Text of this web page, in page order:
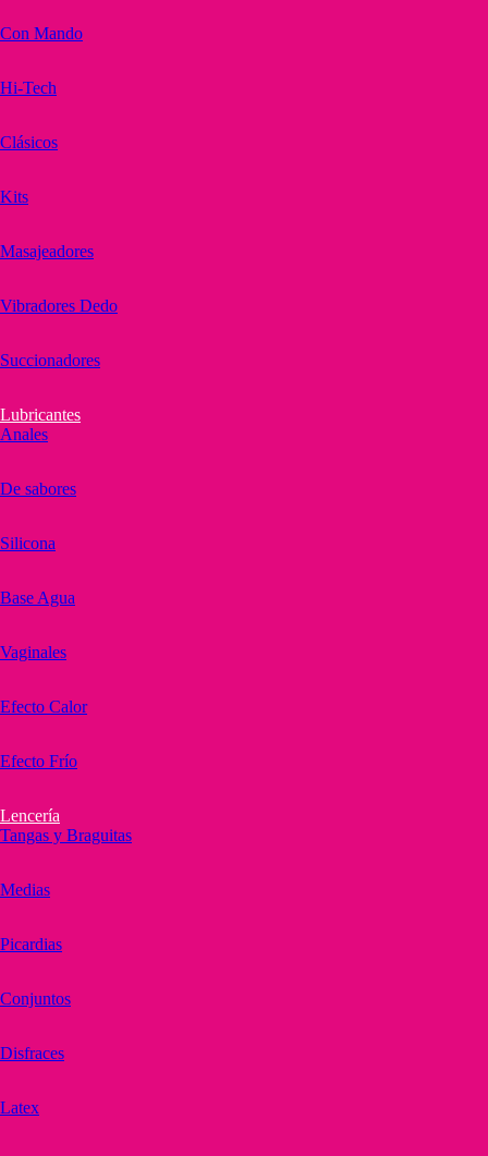
Con Mando
Hi-Tech
Clásicos
Kits
Masajeadores
Vibradores Dedo
Succionadores
Lubricantes
Anales
De sabores
Silicona
Base Agua
Vaginales
Efecto Calor
Efecto Frío
Lencería
Tangas y Braguitas
Medias
Picardias
Conjuntos
Disfraces
Latex